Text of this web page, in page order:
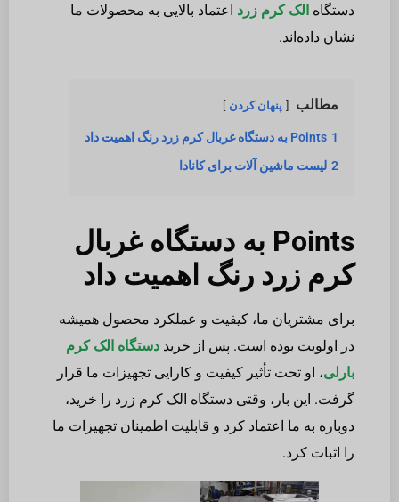
دستگاه الک کرم زرد اعتماد بالایی به محصولات ما
نشان داده‌اند.
مطالب پنهان کردن
1 Points به دستگاه غربال کرم زرد رنگ اهمیت داد
2 لیست ماشین آلات برای کانادا
Points به دستگاه غربال
کرم زرد رنگ اهمیت داد
برای مشتریان ما، کیفیت و عملکرد محصول همیشه
در اولویت بوده است. پس از خرید دستگاه الک کرم
بارلی، او تحت تأثیر کیفیت و کارایی تجهیزات ما قرار
گرفت. این بار، وقتی دستگاه الک کرم زرد را خرید،
دوباره به ما اعتماد کرد و قابلیت اطمینان تجهیزات ما
را اثبات کرد.